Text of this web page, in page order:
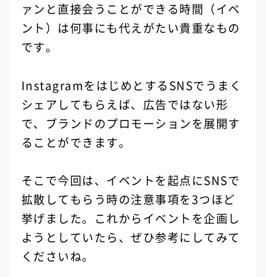
ァンと直接会うことができる時間（イベ
ント）は何事にも代えがたい貴重なもの
です。
InstagramをはじめとするSNSでうまく
シェアしてもらえば、広告ではない形
で、ブランドのプロモーションを展開す
ることができます。
そこで今回は、イベントを起点にSNSで
拡散してもらう時の注意事項を3つほど
挙げました。これからイベントを企画し
ようとしていたら、ぜひ参考にしてみて
くださいね。